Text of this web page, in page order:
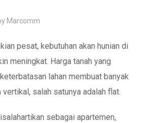
Marcomm
pesat, kebutuhan akan hunian di
meningkat. Harga tanah yang
lahan membuat banyak
salah satunya adalah flat.
sebagai apartemen,